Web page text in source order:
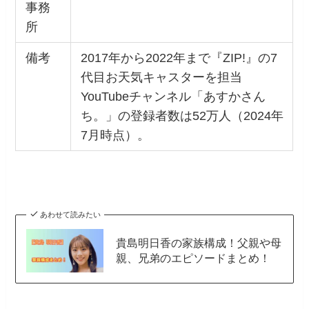
事務
所
備考
2017年から2022年まで『ZIP!』の7
代目お天気キャスターを担当
YouTubeチャンネル「あすかさん
ち。」の登録者数は52万人（2024年
7月時点）。
あわせて読みたい
貴島明日香の家族構成！父親や母
親、兄弟のエピソードまとめ！